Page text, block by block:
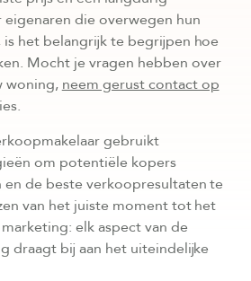
die overwegen hun
het belangrijk te begrijpen hoe
Mocht je vragen hebben over
woning, neem gerust contact op
gebruikt
om potentiële kopers
de beste verkoopresultaten te
van het juiste moment tot het
elk aspect van de
draagt bij aan het uiteindelijke